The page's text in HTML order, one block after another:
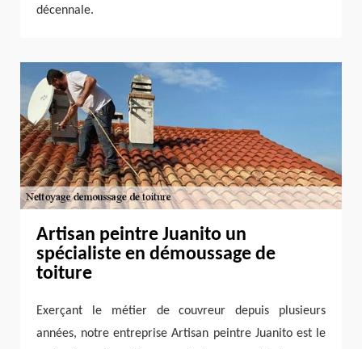
décennale.
Artisan peintre Juanito un
spécialiste en démoussage de
toiture
Exerçant le métier de couvreur depuis plusieurs
années, notre entreprise Artisan peintre Juanito est le